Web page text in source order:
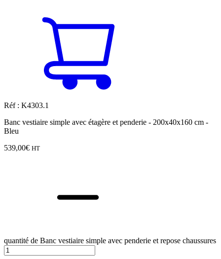
Réf : K4303.1
Banc vestiaire simple avec étagère et penderie - 200x40x160 cm -
Bleu
539,00€ HT
quantité de Banc vestiaire simple avec penderie et repose chaussures